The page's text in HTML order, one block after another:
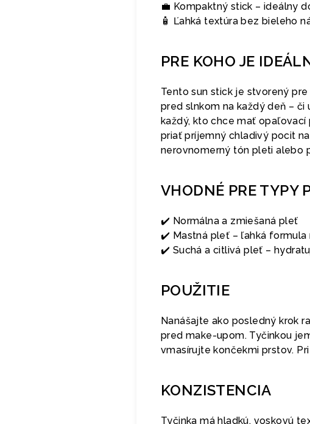
💼 Kompaktný stick – ideálny
🧴 Ľahká textúra bez bieleho
PRE KOHO JE
Tento sun stick je stvorený
pred slnkom na každý deň –
každý, kto chce mať opaľovací
priať príjemný chladivý pocit
nerovnomerný tón pleti alebo
VHODNÉ PRE TYPY
✔️ Normálna a zmiešaná pleť
✔️ Mastná pleť – ľahká formula
✔️ Suchá a citlivá pleť –
POUŽITIE
Nanášajte ako posledný krok
pred make-upom. Tyčinkou
vmasírujte končekmi prstov.
KONZISTENCIA
Tyčinka má hladkú, voskovú